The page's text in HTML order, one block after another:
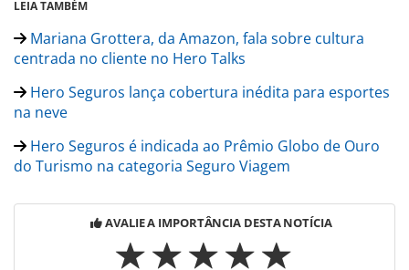
LEIA TAMBÉM
Mariana Grottera, da Amazon, fala sobre cultura
centrada no cliente no Hero Talks
Hero Seguros lança cobertura inédita para esportes
na neve
Hero Seguros é indicada ao Prêmio Globo de Ouro
do Turismo na categoria Seguro Viagem
AVALIE A IMPORTÂNCIA DESTA NOTÍCIA